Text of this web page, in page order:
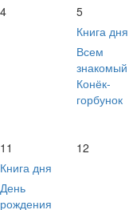
4
5
Книга дня
Всем
знакомый
Конёк-
горбунок
11
Книга дня
День
рождения
12